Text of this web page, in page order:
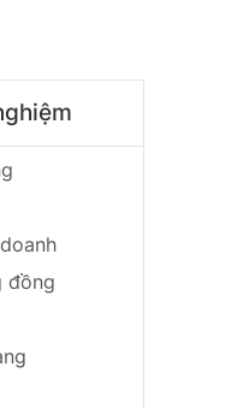
đồng